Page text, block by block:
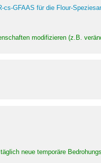
cs-GFAAS für die Flour-
modifizieren (z.B.
neue temporäre